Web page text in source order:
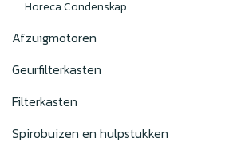
Horeca Condenskap
Afzuigmotoren
Geurfilterkasten
Filterkasten
Spirobuizen en hulpstukken